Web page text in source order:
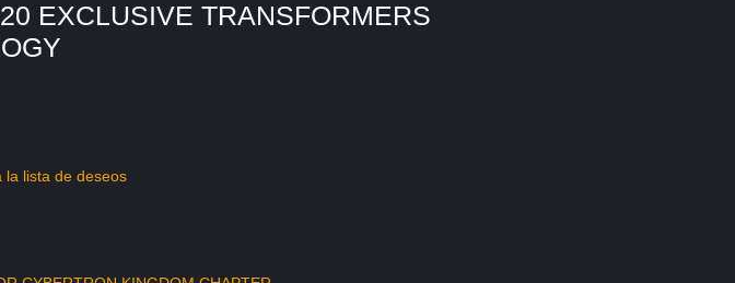
EXCLUSIVE TRANSFORMERS
la lista de deseos